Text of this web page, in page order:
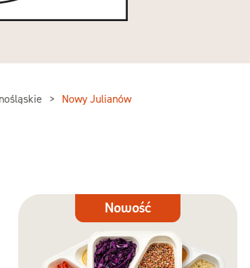
Nowy Julianów
Dieta
Nowość